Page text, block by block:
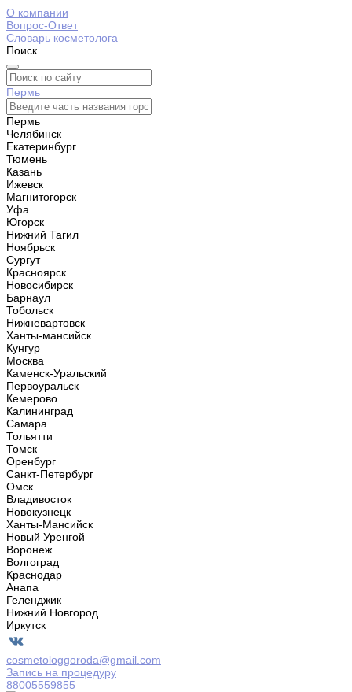
О компании
Вопрос-Ответ
Словарь косметолога
Поиск
Пермь
Пермь
Челябинск
Екатеринбург
Тюмень
Казань
Ижевск
Магнитогорск
Уфа
Югорск
Нижний Тагил
Ноябрьск
Сургут
Красноярск
Новосибирск
Барнаул
Тобольск
Нижневартовск
Ханты-мансийск
Кунгур
Москва
Каменск-Уральский
Первоуральск
Кемерово
Калининград
Самара
Тольятти
Томск
Оренбург
Санкт-Петербург
Омск
Владивосток
Новокузнецк
Ханты-Мансийск
Новый Уренгой
Воронеж
Волгоград
Краснодар
Анапа
Геленджик
Нижний Новгород
Иркутск
cosmetologgoroda@gmail.com
Запись на процедуру
88005559855